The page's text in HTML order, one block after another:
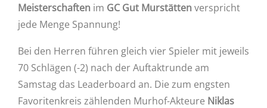
Meisterschaften im GC Gut Murstätten verspricht
jede Menge Spannung!
Bei den Herren führen gleich vier Spieler mit jeweils
70 Schlägen (-2) nach der Auftaktrunde am
Samstag das Leaderboard an. Die zum engsten
Favoritenkreis zählenden Murhof-Akteure Niklas